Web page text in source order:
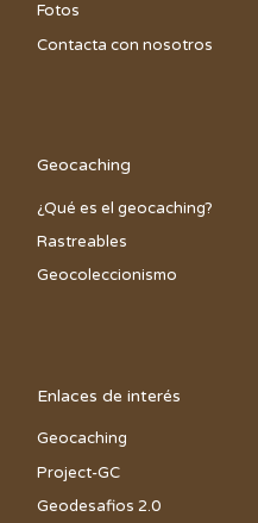
Fotos
Contacta con nosotros
Geocaching
¿Qué es el geocaching?
Rastreables
Geocoleccionismo
Enlaces de interés
Geocaching
Project-GC
Geodesafios 2.0